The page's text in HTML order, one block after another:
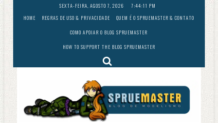
Skip
to
content
SEXTA-FEIRA, AGOSTO 7, 2026
7:44:13 PM
HOME
REGRAS DE USO & PRIVACIDADE
QUEM É O SPRUEMASTER & CONTATO
COMO APOIAR O BLOG SPRUEMASTER
HOW TO SUPPORT THE BLOG SPRUEMASTER